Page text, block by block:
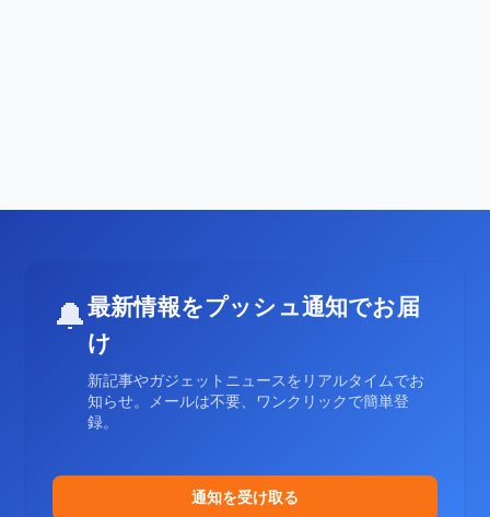
🔔最新情報をプッシュ通知でお届
け
新記事やガジェットニュースをリアルタイムでお
知らせ。メールは不要、ワンクリックで簡単登
録。
通知を受け取る